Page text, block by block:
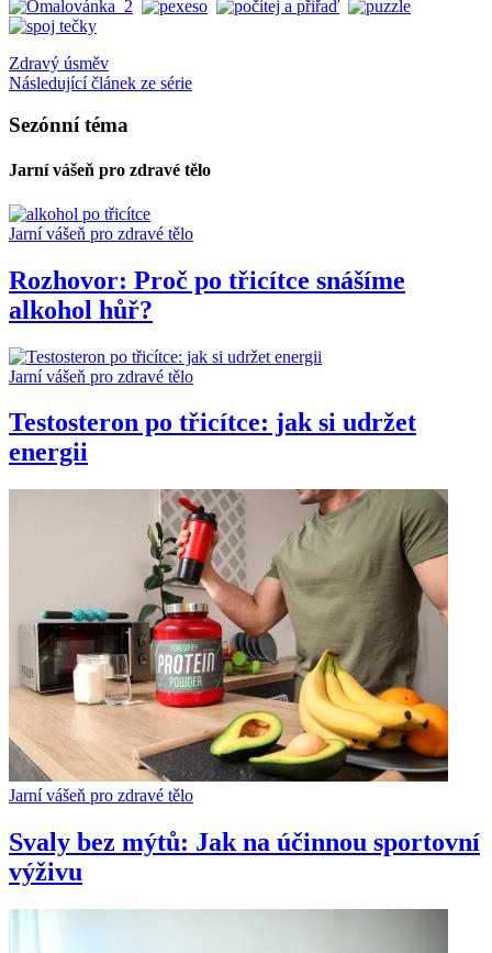
Zdravý úsměv
Následující článek ze série
Sezónní téma
Jarní vášeň pro zdravé tělo
Jarní vášeň pro zdravé tělo
Rozhovor: Proč po třicítce snášíme
alkohol hůř?
Jarní vášeň pro zdravé tělo
Testosteron po třicítce: jak si udržet
energii
Jarní vášeň pro zdravé tělo
Svaly bez mýtů: Jak na účinnou sportovní
výživu